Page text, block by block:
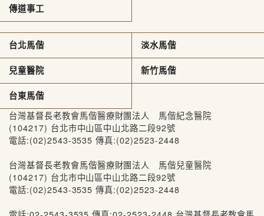
傳道事工
台北馬偕 淡水馬偕
兒童醫院 新竹馬偕
台東馬偕
台灣基督長老教會馬偕醫療財團法人 馬偕紀念醫院
(104217) 台北市中山區中山北路二段92號
電話:(02)2543-3535 傳真:(02)2523-2448
台灣基督長老教會馬偕醫療財團法人 馬偕兒童醫院
(104217) 台北市中山區中山北路二段92號
電話:(02)2543-3535 傳真:(02)2523-2448